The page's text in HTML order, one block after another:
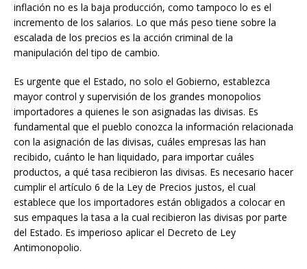
inflación no es la baja producción, como tampoco lo es el
incremento de los salarios. Lo que más peso tiene sobre la
escalada de los precios es la acción criminal de la
manipulación del tipo de cambio.
Es urgente que el Estado, no solo el Gobierno, establezca
mayor control y supervisión de los grandes monopolios
importadores a quienes le son asignadas las divisas. Es
fundamental que el pueblo conozca la información relacionada
con la asignación de las divisas, cuáles empresas las han
recibido, cuánto le han liquidado, para importar cuáles
productos, a qué tasa recibieron las divisas. Es necesario hacer
cumplir el artículo 6 de la Ley de Precios justos, el cual
establece que los importadores están obligados a colocar en
sus empaques la tasa a la cual recibieron las divisas por parte
del Estado. Es imperioso aplicar el Decreto de Ley
Antimonopolio.